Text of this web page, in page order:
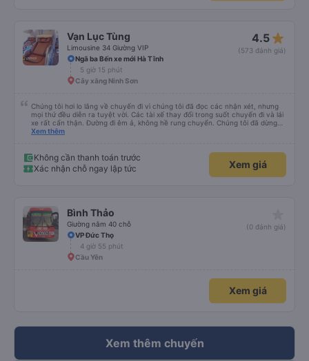
Vạn Lục Tùng
Limousine 34 Giường VIP
4.5 star_rate
(573 đánh giá)
Ngã ba Bến xe mới Hà Tĩnh
5 giờ 15 phút
Cây xăng Ninh Sơn
Chúng tôi hơi lo lắng về chuyến đi vì chúng tôi đã đọc các nhận xét, nhưng
mọi thứ đều diễn ra tuyệt vời. Các tài xế thay đổi trong suốt chuyến đi và lái
xe rất cẩn thận. Đường đi êm ả, không hề rung chuyển. Chúng tôi đã dừng
đủ số lần để đi vệ sinh và dừng lại để ăn tối. Nhìn chung, ghế ngồi có thể hơi
Xem thêm
Không cần thanh toán trước
Xác nhận chỗ ngay lập tức
Xem giá
Bình Thảo
Giường nằm 40 chỗ
(0 đánh giá)
VP Đức Thọ
4 giờ 55 phút
Cầu Yên
Xem giá
Xem thêm chuyến